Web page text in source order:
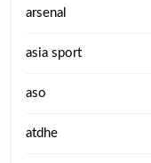
arsenal
asia sport
aso
atdhe